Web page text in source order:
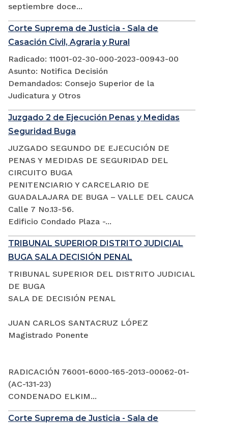
septiembre doce...
Corte Suprema de Justicia - Sala de
Casación Civil, Agraria y Rural
Radicado: 11001-02-30-000-2023-00943-00
Asunto: Notifica Decisión
Demandados: Consejo Superior de la
Judicatura y Otros
Juzgado 2 de Ejecución Penas y Medidas
Seguridad Buga
JUZGADO SEGUNDO DE EJECUCIÓN DE
PENAS Y MEDIDAS DE SEGURIDAD DEL
CIRCUITO BUGA
PENITENCIARIO Y CARCELARIO DE
GUADALAJARA DE BUGA – VALLE DEL CAUCA
Calle 7 No.13-56.
Edificio Condado Plaza -...
TRIBUNAL SUPERIOR DISTRITO JUDICIAL
BUGA SALA DECISIÓN PENAL
TRIBUNAL SUPERIOR DEL DISTRITO JUDICIAL
DE BUGA
SALA DE DECISIÓN PENAL
JUAN CARLOS SANTACRUZ LÓPEZ
Magistrado Ponente
RADICACIÓN 76001-6000-165-2013-00062-01-
(AC-131-23)
CONDENADO ELKIM...
Corte Suprema de Justicia - Sala de